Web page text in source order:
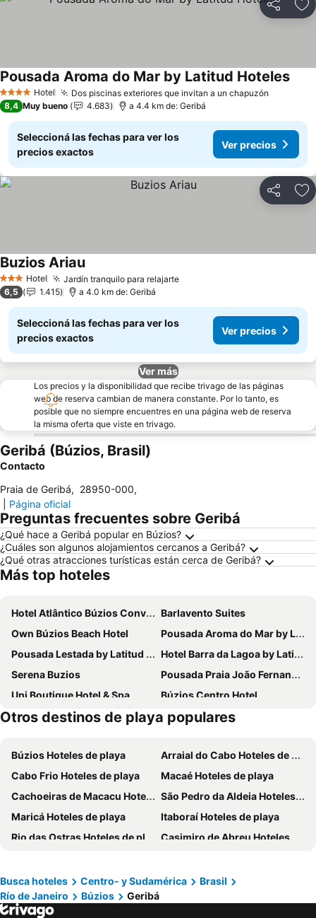
Compartir
4 EstrellasHotel Dos piscinas exteriores que invitan a un chapuzón
Pousada Aroma do Mar by Latitud HotelesVer
8,4 Muy bueno 4.683 a 4.4 km de: Geribá
Seleccioná las fechas para ver los
precios exactos
Ver precios
Compartir
3 Estrellas
Hotel Jardín tranquilo para relajarteVer precios
Buzios AriauVer precios
6,5 1.415 a 4.0 km de: Geribá
Seleccioná las fechas para ver los
precios exactos
Ver precios
Ver más
Los precios y la disponibilidad que recibe trivago de las páginas
web de reserva cambian de manera constante. Por lo tanto, es
posible que no siempre encuentres en una página web de reserva
la misma oferta que viste en trivago.
Geribá (Búzios, Brasil)
Contacto
Praia de Geribá, 28950-000,
Página oficial
Preguntas frecuentes sobre Geribá
¿Qué hace a Geribá popular en Búzios?
¿Cuáles son algunos alojamientos cercanos a Geribá?
¿Qué otras atracciones turísticas están cerca de Geribá?
Más top hoteles
Hotel Atlântico Búzios Convention
Barlavento Suites
Own Búzios Beach Hotel
Pousada Aroma do Mar by Latitud Hoteles
Pousada Lestada by Latitud Hoteles
Hotel Barra da Lagoa by Latitud Hoteles
Serena Buzios
Pousada Praia João Fernandes
Uni Boutique Hotel & Spa
Búzios Centro Hotel
La Boheme Hotel e Apart Hotel
Colonna Park Hotel
Hotel Don Quijote
Pousada Dos Buzios
Buzios Mar Hotel
Apa Pau Brasil
PortoBay Búzios
Paradiso Peró Praia Hotel
Calador Búzios Hotel
Buzios Espiritualidade Hotel
Hotel Experience João Fernandes
Hotel Ilha Branca Inn
Coronado Beach Hotel
Sailing Hotel & Spa
Chez Pitu Praia Hotel
Otros destinos de playa populares
Búzios Hoteles de playa
Arraial do Cabo Hoteles de playa
Cabo Frio Hoteles de playa
Macaé Hoteles de playa
Cachoeiras de Macacu Hoteles de playa
São Pedro da Aldeia Hoteles de playa
Maricá Hoteles de playa
Itaboraí Hoteles de playa
Rio das Ostras Hoteles de playa
Casimiro de Abreu Hoteles de playa
Busca hoteles
Centro- y Sudamérica
Brasil
Río de Janeiro
Búzios Geribá